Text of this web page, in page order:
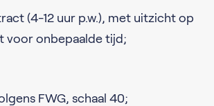
(4-12 uur p.w.), met uitzicht op
voor onbepaalde tijd;
FWG, schaal 40;